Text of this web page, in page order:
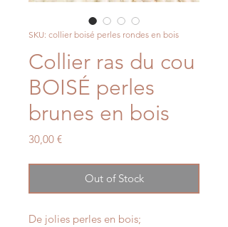
SKU: collier boisé perles rondes en bois
Collier ras du cou
BOISÉ perles
brunes en bois
30,00 €Price
Out of Stock
De jolies perles en bois;